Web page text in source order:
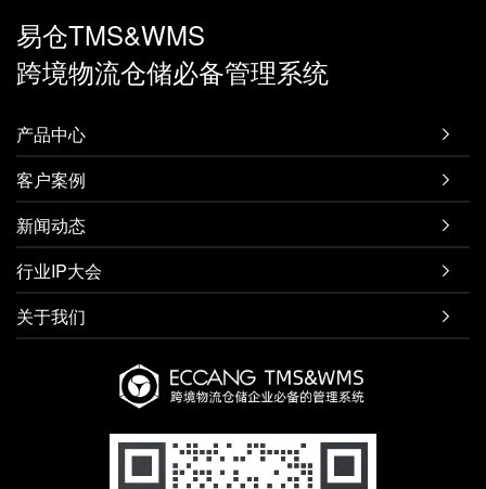
易仓TMS&WMS
跨境物流仓储必备管理系统
产品中心 
客户案例 
新闻动态 
行业IP大会 
关于我们 